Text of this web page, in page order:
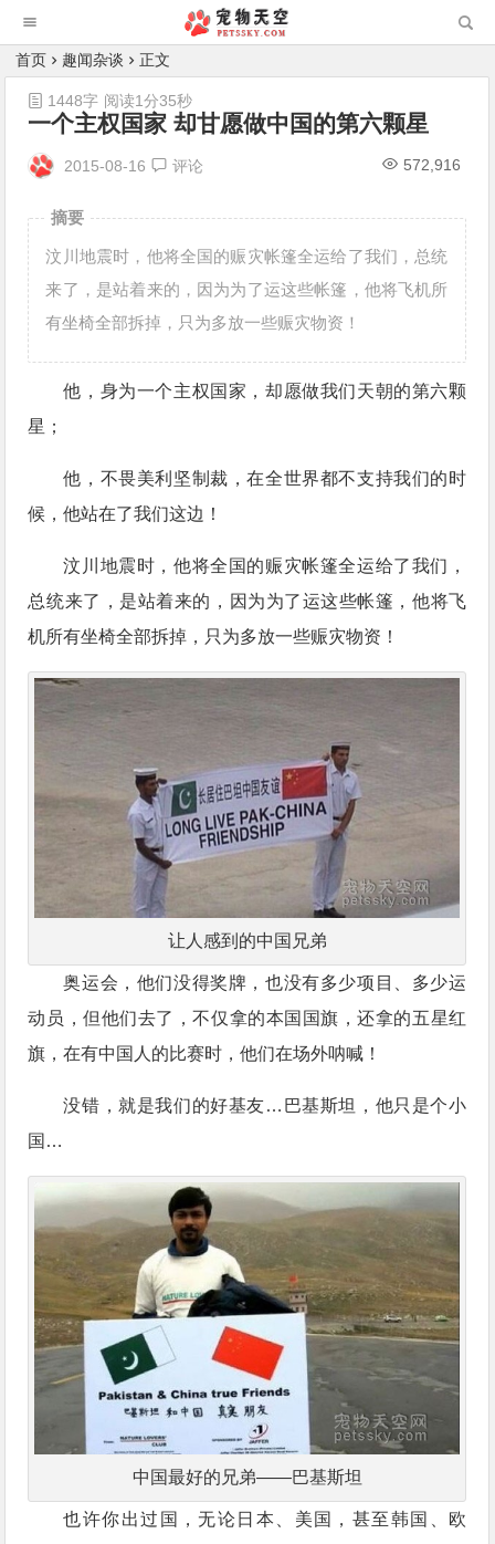
首页 趣闻杂谈 正文
一个主权国家 却甘愿做中国的第六颗星
2015-08-16 评论 572,916
1448字 阅读1分35秒
摘要
汶川地震时，他将全国的赈灾帐篷全运给了我们，总统
来了，是站着来的，因为为了运这些帐篷，他将飞机所
有坐椅全部拆掉，只为多放一些赈灾物资！
他，身为一个主权国家，却愿做我们天朝的第六颗
星；
他，不畏美利坚制裁，在全世界都不支持我们的时
候，他站在了我们这边！
汶川地震时，他将全国的赈灾帐篷全运给了我们，
总统来了，是站着来的，因为为了运这些帐篷，他将飞
机所有坐椅全部拆掉，只为多放一些赈灾物资！
让人感到的中国兄弟
奥运会，他们没得奖牌，也没有多少项目、多少运
动员，但他们去了，不仅拿的本国国旗，还拿的五星红
旗，在有中国人的比赛时，他们在场外呐喊！
没错，就是我们的好基友…巴基斯坦，他只是个小
国…
中国最好的兄弟——巴基斯坦
也许你出过国，无论日本、美国，甚至韩国、欧